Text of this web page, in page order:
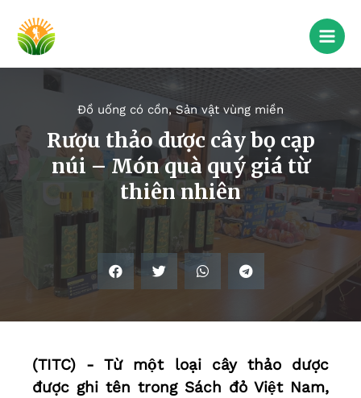
Đồ uống có cồn,Sản vật vùng miền
Rượu thảo dược cây bọ cạp
núi – Món quà quý giá từ
thiên nhiên
(TITC) - Từ một loại cây thảo dược
được ghi tên trong Sách đỏ Việt Nam,